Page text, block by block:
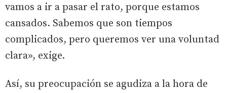
vamos a ir a pasar el rato, porque estamos
cansados. Sabemos que son tiempos
complicados, pero queremos ver una voluntad
clara», exige.
Así, su preocupación se agudiza a la hora de